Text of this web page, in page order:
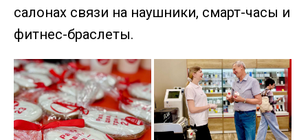
салонах связи на наушники, смарт-часы и
фитнес-браслеты.